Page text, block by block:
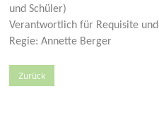
und Schüler)
Verantwortlich für Requisite
Regie: Annette Berger
Zurück